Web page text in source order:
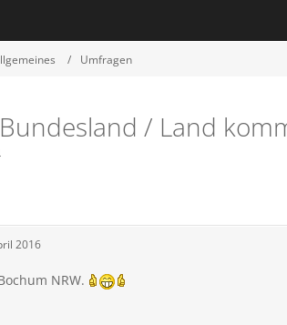
Umfragen
/ Land
2016
NRW.